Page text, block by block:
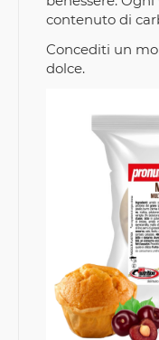
contenuto di
Concediti un
dolce.